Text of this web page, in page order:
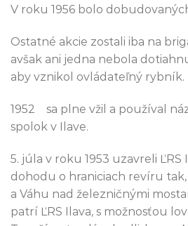
V roku 1956 bolo
Ostatné akcie zostali iba na
avšak ani jedna nebola
aby vznikol ovládateľný rybník.
1952 sa plne vžil a používal
spolok v Ilave.
5. júla v roku 1953 uzavreli ĽRS
dohodu o hraniciach revíru tak,
a Váhu nad železničnými
patrí ĽRS Ilava, s možnosťou